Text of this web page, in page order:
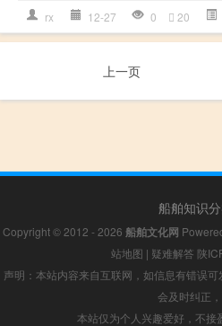
rx 12-27 0 20
上一页
船舶知识
Copyright © 2012 - 2026 船舶文化网
站地图 | 疑难解答 陕
声明：本站内容来自互联网，如信息有错误
会及时纠正
本站仅为个人兴趣爱好，不接